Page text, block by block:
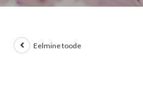
Eelmine toode